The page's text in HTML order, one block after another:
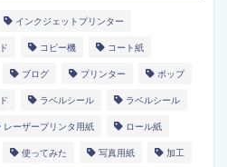
インクジェットプリンター
コピー機 コート紙
ブログ プリンター ポップ
ラベルシール ラベルシール
レーザープリンタ用紙 ロール紙
使ってみた 写真用紙 加工